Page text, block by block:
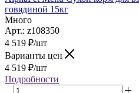
говядиной 15кг
Много
Арт.: z108350
4 519 ₽/шт
Варианты цен
4 519 ₽/шт
Подробности